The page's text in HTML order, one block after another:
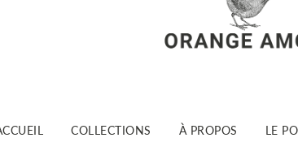
COLLECTIONS À PROPOS LE